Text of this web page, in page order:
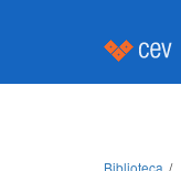
Biblioteca